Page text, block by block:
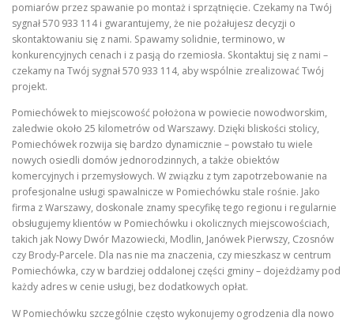
pomiarów przez spawanie po montaż i sprzątnięcie. Czekamy na Twój
sygnał 570 933 114 i gwarantujemy, że nie pożałujesz decyzji o
skontaktowaniu się z nami. Spawamy solidnie, terminowo, w
konkurencyjnych cenach i z pasją do rzemiosła. Skontaktuj się z nami –
czekamy na Twój sygnał 570 933 114, aby wspólnie zrealizować Twój
projekt.
Pomiechówek to miejscowość położona w powiecie nowodworskim,
zaledwie około 25 kilometrów od Warszawy. Dzięki bliskości stolicy,
Pomiechówek rozwija się bardzo dynamicznie – powstało tu wiele
nowych osiedli domów jednorodzinnych, a także obiektów
komercyjnych i przemysłowych. W związku z tym zapotrzebowanie na
profesjonalne usługi spawalnicze w Pomiechówku stale rośnie. Jako
firma z Warszawy, doskonale znamy specyfikę tego regionu i regularnie
obsługujemy klientów w Pomiechówku i okolicznych miejscowościach,
takich jak Nowy Dwór Mazowiecki, Modlin, Janówek Pierwszy, Czosnów
czy Brody-Parcele. Dla nas nie ma znaczenia, czy mieszkasz w centrum
Pomiechówka, czy w bardziej oddalonej części gminy – dojeżdżamy pod
każdy adres w cenie usługi, bez dodatkowych opłat.
W Pomiechówku szczególnie często wykonujemy ogrodzenia dla nowo